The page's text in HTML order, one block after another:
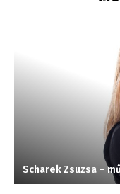
Scharek Zsuzsa –